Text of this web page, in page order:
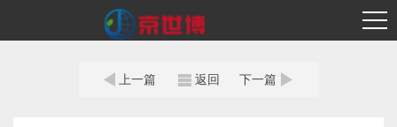
上一篇 返回 下一篇